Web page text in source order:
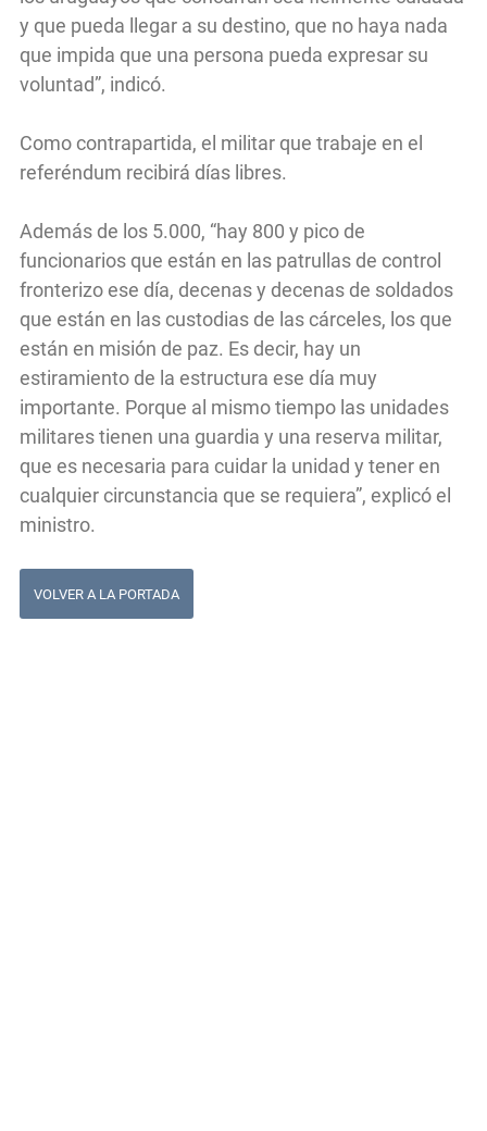
y que pueda llegar a su destino, que no haya nada
que impida que una persona pueda expresar su
voluntad”, indicó.
Como contrapartida, el militar que trabaje en el
referéndum recibirá días libres.
Además de los 5.000, “hay 800 y pico de
funcionarios que están en las patrullas de control
fronterizo ese día, decenas y decenas de soldados
que están en las custodias de las cárceles, los que
están en misión de paz. Es decir, hay un
estiramiento de la estructura ese día muy
importante. Porque al mismo tiempo las unidades
militares tienen una guardia y una reserva militar,
que es necesaria para cuidar la unidad y tener en
cualquier circunstancia que se requiera”, explicó el
ministro.
VOLVER A LA PORTADA